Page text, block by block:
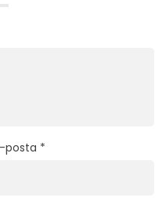
posta *